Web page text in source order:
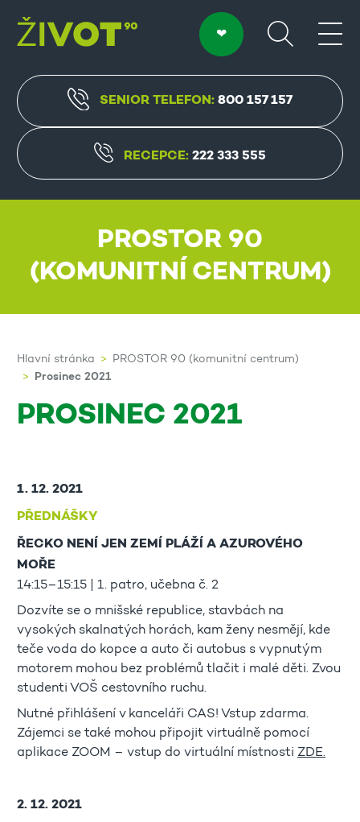
SENIOR TELEFON:800 157 157
RECEPCE:222 333 555
PROSTOR 90
(KOMUNITNÍ CENTRUM)
Hlavní stránka PROSTOR 90 (komunitní centrum)
Prosinec 2021
PROSINEC 2021
1. 12. 2021
PŘEDNÁŠKY
ŘECKO NENÍ JEN ZEMÍ PLÁŽÍ A AZUROVÉHO
MOŘE
14:15–15:15 | 1. patro, učebna č. 2
Dozvíte se o mnišské republice, stavbách na
vysokých skalnatých horách, kam ženy nesmějí, kde
teče voda do kopce a auto či autobus s vypnutým
motorem mohou bez problémů tlačit i malé děti. Zvou
studenti VOŠ cestovního ruchu.
Nutné přihlášení v kanceláři CAS! Vstup zdarma.
Zájemci se také mohou připojit virtuálně pomocí
aplikace ZOOM – vstup do virtuální místnosti ZDE.
2. 12. 2021